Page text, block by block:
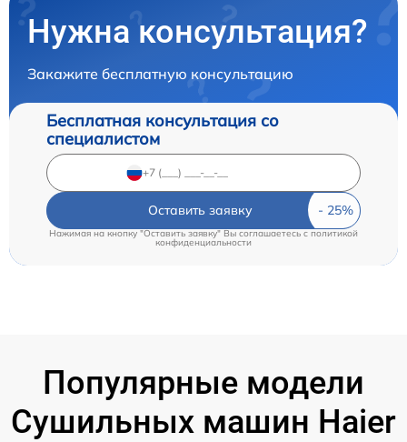
Нужна консультация?
Закажите бесплатную консультацию
Бесплатная консультация со
специалистом
Оставить заявку
Нажимая на кнопку "Оставить заявку" Вы соглашаетесь cполитикой
конфиденциальности
Популярные модели
Сушильных машин Haier